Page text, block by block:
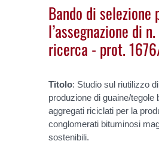
Bando di selezione
l’assegnazione di
ricerca - prot.
Titolo: Studio sul riutilizzo
produzione di guaine/tegole
aggregati riciclati per la
conglomerati bituminosi
sostenibili.